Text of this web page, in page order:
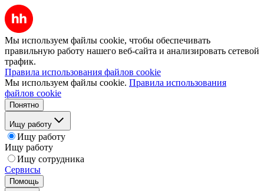
Мы используем файлы cookie, чтобы обеспечивать
правильную работу нашего веб-сайта и анализировать сетевой
трафик.
Правила использования файлов cookie
Мы используем файлы cookie. Правила использования
файлов cookie
Понятно
Ищу работу
Ищу работу
Ищу работу
Ищу сотрудника
Сервисы
Помощь